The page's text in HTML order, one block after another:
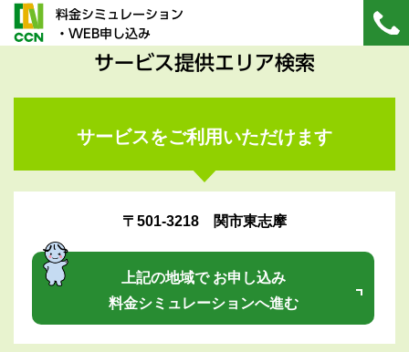
料金シミュレーション
・WEB申し込み
サービス提供エリア検索
サービスをご利用いただけます
〒501-3218 関市東志摩
上記の地域で お申し込み
料金シミュレーションへ進む